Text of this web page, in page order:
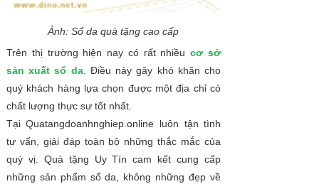
Ảnh: Sổ da quà tặng cao cấp
Trên thị trường hiện nay có rất nhiềucơ sở
sản xuất sổ da. Điều này gây khó khăn cho
quý khách hàng lựa chọn được một địa chỉ có
chất lượng thực sự tốt nhất.
Tại Quatangdoanhnghiep.online luôn tận tình
tư vấn, giải đáp toàn bộ những thắc mắc của
quý vị. Quà tặng Uy Tín cam kết cung cấp
những sản phẩm sổ da, không những đẹp về